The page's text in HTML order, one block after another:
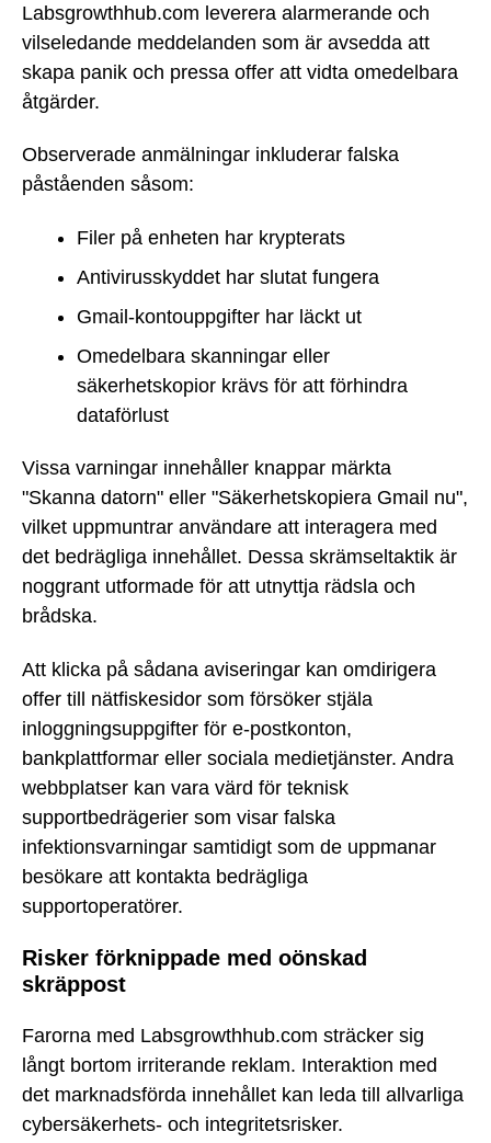
Labsgrowthhub.com leverera alarmerande och
vilseledande meddelanden som är avsedda att
skapa panik och pressa offer att vidta omedelbara
åtgärder.
Observerade anmälningar inkluderar falska
påståenden såsom:
Filer på enheten har krypterats
Antivirusskyddet har slutat fungera
Gmail-kontouppgifter har läckt ut
Omedelbara skanningar eller
säkerhetskopior krävs för att förhindra
dataförlust
Vissa varningar innehåller knappar märkta
"Skanna datorn" eller "Säkerhetskopiera Gmail nu",
vilket uppmuntrar användare att interagera med
det bedrägliga innehållet. Dessa skrämseltaktik är
noggrant utformade för att utnyttja rädsla och
brådska.
Att klicka på sådana aviseringar kan omdirigera
offer till nätfiskesidor som försöker stjäla
inloggningsuppgifter för e-postkonton,
bankplattformar eller sociala medietjänster. Andra
webbplatser kan vara värd för teknisk
supportbedrägerier som visar falska
infektionsvarningar samtidigt som de uppmanar
besökare att kontakta bedrägliga
supportoperatörer.
Risker förknippade med oönskad
skräppost
Farorna med Labsgrowthhub.com sträcker sig
långt bortom irriterande reklam. Interaktion med
det marknadsförda innehållet kan leda till allvarliga
cybersäkerhets- och integritetsrisker.